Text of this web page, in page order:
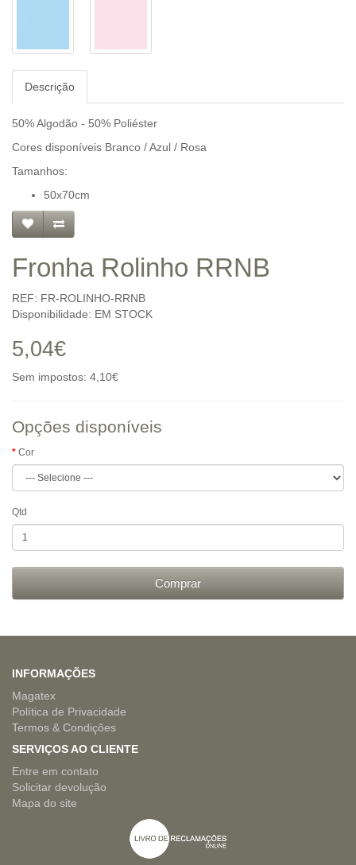
Descrição
50% Algodão - 50% Poliéster
Cores disponíveis Branco / Azul / Rosa
Tamanhos:
50x70cm
Fronha Rolinho RRNB
REF: FR-ROLINHO-RRNB
Disponibilidade: EM STOCK
5,04€
Sem impostos: 4,10€
Opções disponíveis
Cor
Qtd
Comprar
INFORMAÇÕES
Magatex
Política de Privacidade
Termos & Condições
SERVIÇOS AO CLIENTE
Entre em contato
Solicitar devolução
Mapa do site